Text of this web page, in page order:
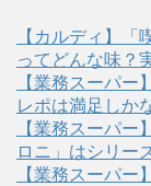
【カルディ】
ってどんな味？
【業務スーパ
レポは満足しか
【業務スーパー
ロニ」はシリー
【業務スーパ